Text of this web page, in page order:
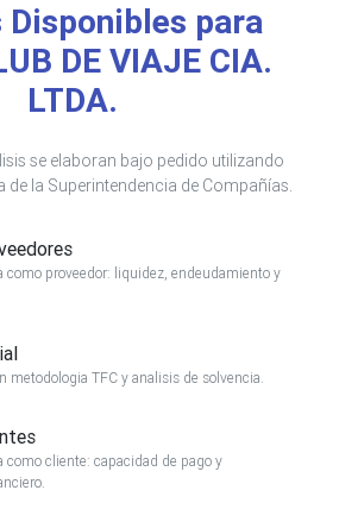
para
DE VIAJE CIA.
LTDA.
se elaboran bajo pedido utilizando
la Superintendencia de Compañías.
como proveedor: liquidez, endeudamiento y
metodologia TFC y analisis de solvencia.
como cliente: capacidad de pago y